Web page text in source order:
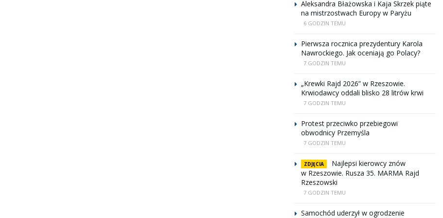
Aleksandra Błażowska i Kaja Skrzek piąte
na mistrzostwach Europy w Paryżu
6 GODZIN TEMU
Pierwsza rocznica prezydentury Karola
Nawrockiego. Jak oceniają go Polacy?
7 GODZIN TEMU
„Krewki Rajd 2026” w Rzeszowie.
Krwiodawcy oddali blisko 28 litrów krwi
7 GODZIN TEMU
Protest przeciwko przebiegowi
obwodnicy Przemyśla
7 GODZIN TEMU
ZDJĘCIA
Najlepsi kierowcy znów
w Rzeszowie. Rusza 35. MARMA Rajd
Rzeszowski
7 GODZIN TEMU
Samochód uderzył w ogrodzenie